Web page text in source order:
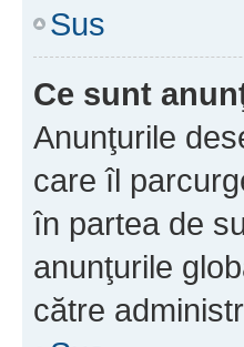
Sus
Ce sunt
Anunţurile
care îl
în partea de
anunţurile
către